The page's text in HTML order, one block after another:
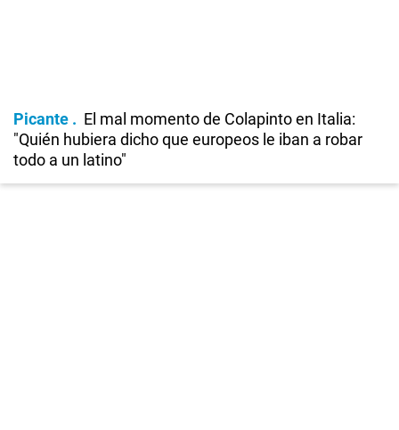
Picante
El mal momento de Colapinto en Italia:
"Quién hubiera dicho que europeos le iban a robar
todo a un latino"